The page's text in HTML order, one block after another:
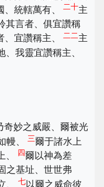
、統轄萬有、 二十主
其言者、俱宜讚稱
、宜讚稱主、 二二 主
我靈宜讚稱主、
奇妙之威嚴、爾被光
幔、 三爾于諸水上
、
四爾以神為差
之基址、世世弗
、 七 以爾之威命彼